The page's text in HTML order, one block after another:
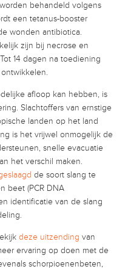
behandeld volgens
een tetanus-booster
wonden antibiotica.
zijn bij necrose en
14 dagen na toediening
afloop kan hebben, is
Slachtoffers van ernstige
landen op het land
is het vrijwel onmogelijk de
snelle evacuatie
het verschil maken.
de soort slang te
beet (PCR DNA
identificatie van de slang
deze uitzending van
ervaring op doen met de
schorpioenenbeten,